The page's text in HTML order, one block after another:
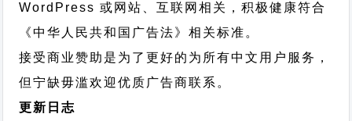
WordPress 或网站、互联网相关，积极健康符合
《中华人民共和国广告法》相关标准。
接受商业赞助是为了更好的为所有中文用户服务，
但宁缺毋滥欢迎优质广告商联系。
更新日志